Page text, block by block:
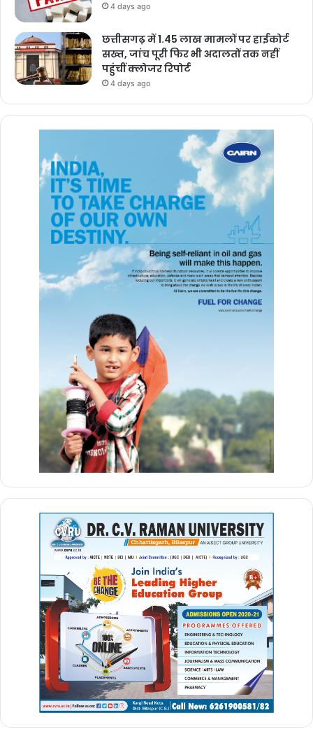
4 days ago
छत्तीसगढ़ में 1.45 लाख मामलों पर हाईकोर्ट
सख्त, जांच पूरी फिर भी अदालतों तक नहीं
पहुंचीं क्लोजर रिपोर्ट
4 days ago